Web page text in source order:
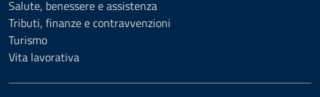
Salute, benessere e assistenza
Tributi, finanze e contravvenzioni
Turismo
Vita lavorativa